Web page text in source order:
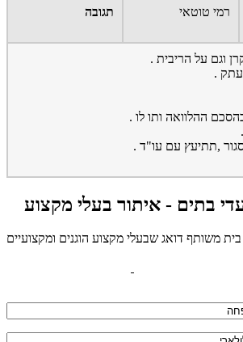
רמי טוטאי תגובה
בתים - איתור בעלי מקצוע
משותף דואג שבעלי מקצוע הוגנים ומקצועיים